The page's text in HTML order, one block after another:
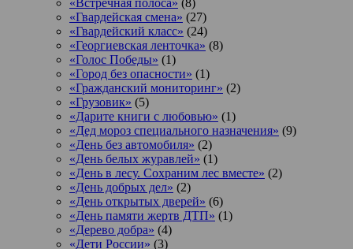
«Гвардейская смена» (27)
«Гвардейский класс» (24)
«Георгиевская ленточка» (8)
«Голос Победы» (1)
«Город без опасности» (1)
«Гражданский мониторинг» (2)
«Грузовик» (5)
«Дарите книги с любовью» (1)
«Дед мороз специального назначения» (9)
«День без автомобиля» (2)
«День белых журавлей» (1)
«День в лесу. Сохраним лес вместе» (2)
«День добрых дел» (2)
«День открытых дверей» (6)
«День памяти жертв ДТП» (1)
«Дерево добра» (4)
«Дети России» (3)